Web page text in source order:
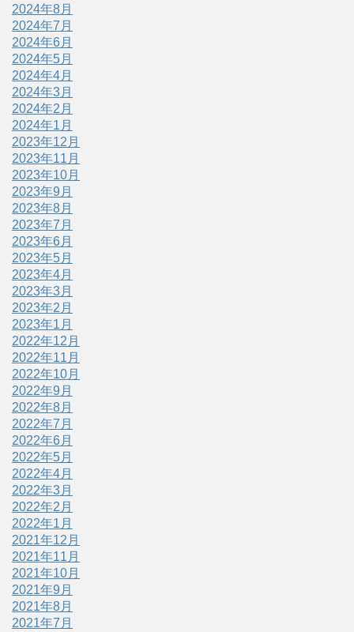
2024年8月
2024年7月
2024年6月
2024年5月
2024年4月
2024年3月
2024年2月
2024年1月
2023年12月
2023年11月
2023年10月
2023年9月
2023年8月
2023年7月
2023年6月
2023年5月
2023年4月
2023年3月
2023年2月
2023年1月
2022年12月
2022年11月
2022年10月
2022年9月
2022年8月
2022年7月
2022年6月
2022年5月
2022年4月
2022年3月
2022年2月
2022年1月
2021年12月
2021年11月
2021年10月
2021年9月
2021年8月
2021年7月